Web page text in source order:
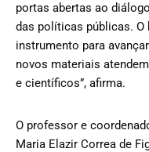
portas abertas ao
das políticas públicas.
instrumento para
novos materiais
e científicos”, afirma.
O professor e
Maria Elazir Correa de